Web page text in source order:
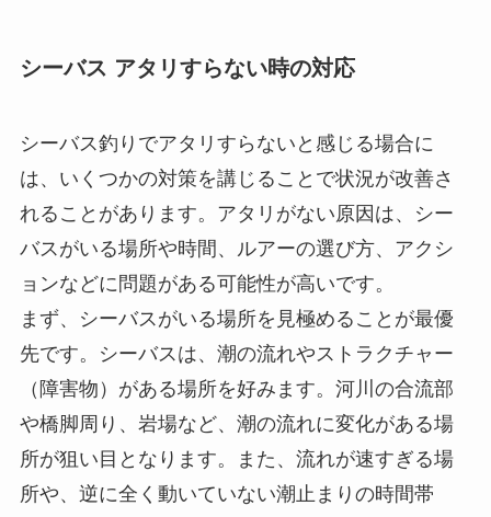
シーバス アタリすらない時の対応
シーバス釣りでアタリすらないと感じる場合に
は、いくつかの対策を講じることで状況が改善さ
れることがあります。アタリがない原因は、シー
バスがいる場所や時間、ルアーの選び方、アクシ
ョンなどに問題がある可能性が高いです。
まず、シーバスがいる場所を見極めることが最優
先です。シーバスは、潮の流れやストラクチャー
（障害物）がある場所を好みます。河川の合流部
や橋脚周り、岩場など、潮の流れに変化がある場
所が狙い目となります。また、流れが速すぎる場
所や、逆に全く動いていない潮止まりの時間帯